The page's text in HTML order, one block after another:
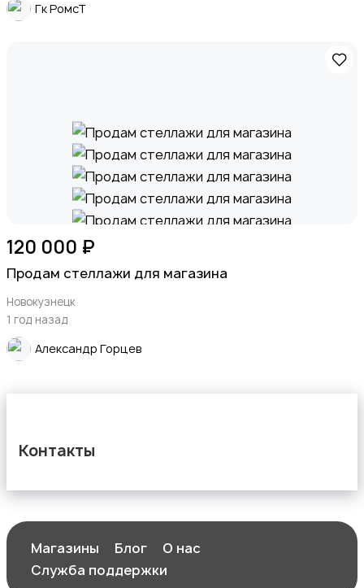
Гк РомсТ
120 000 ₽
Продам стеллажи для магазина
Новокузнецк
1 год назад
Александр Горцев
Контакты
Магазины Блог
О нас
Служба поддержки